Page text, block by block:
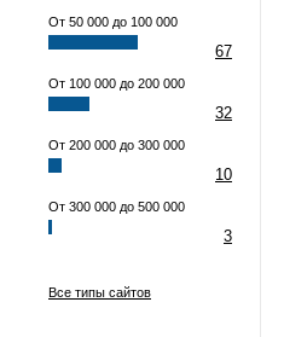
От 50 000 до 100 000
67
От 100 000 до 200 000
32
От 200 000 до 300 000
10
От 300 000 до 500 000
3
Все типы сайтов